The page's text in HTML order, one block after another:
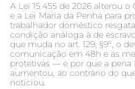
A Lei 15.455 de 2026 alterou o
e a Lei Maria da Penha para
trabalhador doméstico
condição análoga à de
que muda no art. 129, §9º, o
comunicação em 48h e as
protetivas — e por que a pena
aumentou, ao contrário do
noticiou.